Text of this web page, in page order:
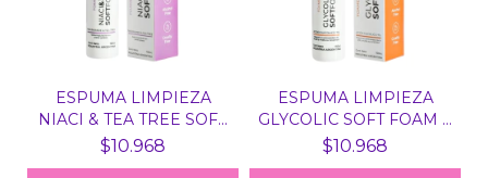
ESPUMA LIMPIEZA
NIACI & TEA TREE SOF...
$10.968
ESPUMA LIMPIEZA
GLYCOLIC SOFT FOAM X
150...
$10.968